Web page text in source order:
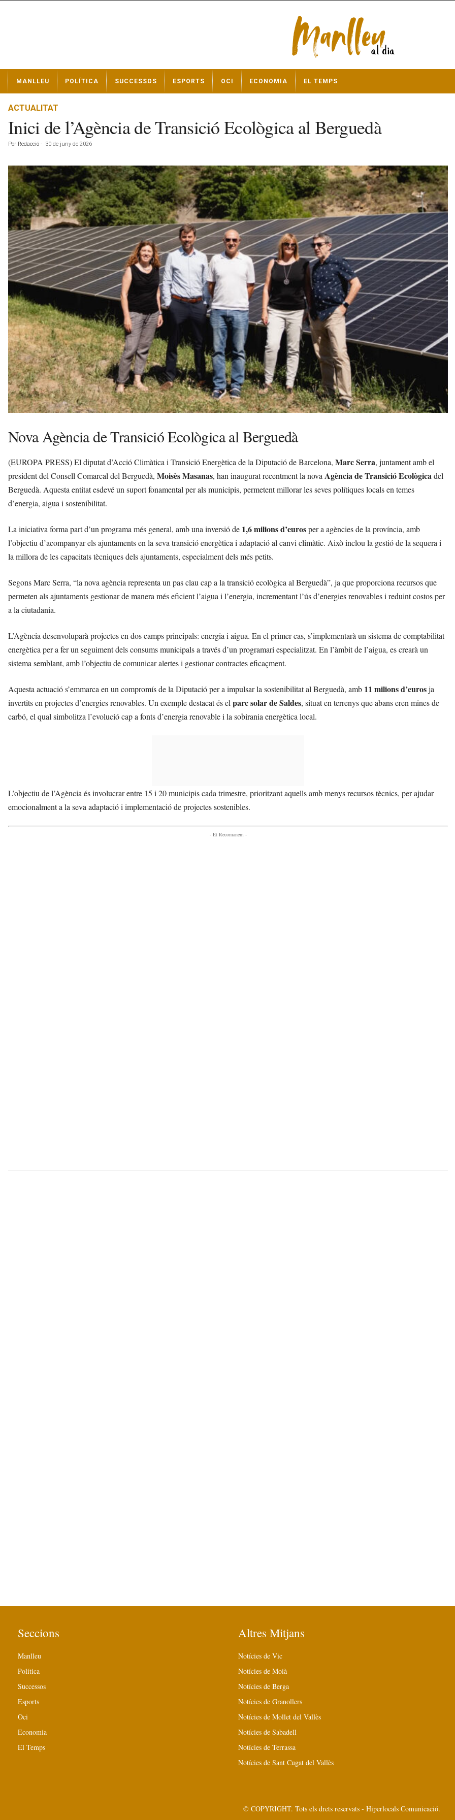
t
MANLLEU POLÍTICA SUCCESSOS ESPORTS OCI ECONOMIA EL TEMPS
ACTUALITAT
Inici de l’Agència de Transició Ecològica al Berguedà
Por Redacció - 30 de juny de 2026
Nova Agència de Transició Ecològica al Berguedà
(EUROPA PRESS) El diputat d’Acció Climàtica i Transició Energètica de la Diputació de Barcelona, Marc Serra, juntament amb el
president del Consell Comarcal del Berguedà, Moisès Masanas, han inaugurat recentment la novaAgència de Transició Ecològicadel
Berguedà. Aquesta entitat esdevé un suport fonamental per als municipis, permetent millorar les seves polítiques locals en temes
d’energia, aigua i sostenibilitat.
La iniciativa forma part d’un programa més general, amb una inversió de 1,6 milions d’eurosper a agències de la província, amb
l’objectiu d’acompanyar els ajuntaments en la seva transició energètica i adaptació al canvi climàtic. Això inclou la gestió de la sequera i
la millora de les capacitats tècniques dels ajuntaments, especialment dels més petits.
Segons Marc Serra, “la nova agència representa un pas clau cap a la transició ecològica al Berguedà”, ja que proporciona recursos que
permeten als ajuntaments gestionar de manera més eficient l’aigua i l’energia, incrementant l’ús d’energies renovables i reduint costos per
a la ciutadania.
L’Agència desenvoluparà projectes en dos camps principals: energia i aigua. En el primer cas, s’implementarà un sistema de comptabilitat
energètica per a fer un seguiment dels consums municipals a través d’un programari especialitzat. En l’àmbit de l’aigua, es crearà un
sistema semblant, amb l’objectiu de comunicar alertes i gestionar contractes eficaçment.
Aquesta actuació s’emmarca en un compromís de la Diputació per a impulsar la sostenibilitat al Berguedà, amb 11 milions d’eurosja
invertits en projectes d’energies renovables. Un exemple destacat és elparc solar de Saldes, situat en terrenys que abans eren mines de
carbó, el qual simbolitza l’evolució cap a fonts d’energia renovable i la sobirania energètica local.
L’objectiu de l’Agència és involucrar entre 15 i 20 municipis cada trimestre, prioritzant aquells amb menys recursos tècnics, per ajudar
emocionalment a la seva adaptació i implementació de projectes sostenibles.
- Et Recomanem -
Seccions
Manlleu
Política
Successos
Esports
Oci
Economia
El Temps
Altres Mitjans
Notícies de Vic
Notícies de Moià
Notícies de Berga
Notícies de Granollers
Notícies de Mollet del Vallès
Notícies de Sabadell
Notícies de Terrassa
Notícies de Sant Cugat del Vallès
© COPYRIGHT. Tots els drets reservats - Hiperlocals Comunicació.